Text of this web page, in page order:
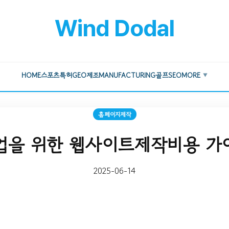
Wind Dodal
HOME스포츠특허GEO제조MANUFACTURING골프SEOMORE ▼
홈페이지제작
을 위한 웹사이트제작비용 가
2025-06-14